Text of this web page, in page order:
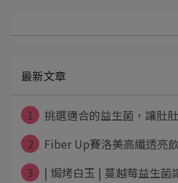
最新文章
1
挑選適合的益生菌，讓肚
2
Fiber Up賽洛美高纖透亮
3
| 焗烤白玉 | 蔓越莓益生